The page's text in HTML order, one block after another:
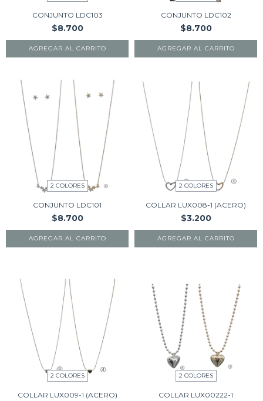
CONJUNTO LDC103
$8.700
AGREGAR AL CARRITO
CONJUNTO LDC102
$8.700
AGREGAR AL CARRITO
2 COLORES
CONJUNTO LDC101
$8.700
AGREGAR AL CARRITO
2 COLORES
COLLAR LUX008-1 (ACERO)
$3.200
AGREGAR AL CARRITO
2 COLORES
COLLAR LUX009-1 (ACERO)
2 COLORES
COLLAR LUX00222-1